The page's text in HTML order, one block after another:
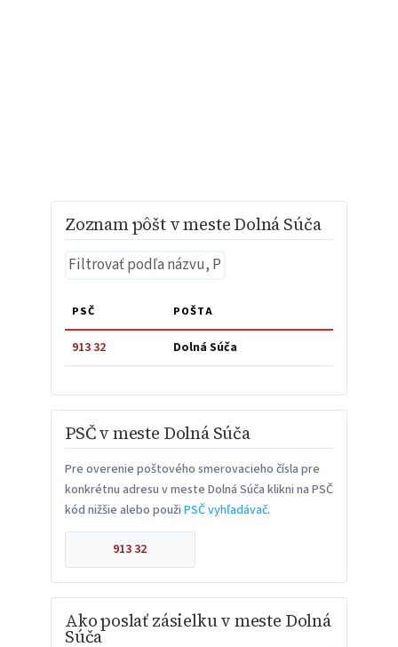
Zoznam pôšt v meste Dolná Súča
PSČ POŠTA
913 32 Dolná Súča
PSČ v meste Dolná Súča
Pre overenie poštového smerovacieho čísla pre
konkrétnu adresu v meste Dolná Súča klikni na PSČ
kód nižšie alebo použi PSČ vyhľadávač.
913 32
Ako poslať zásielku v meste Dolná
Súča